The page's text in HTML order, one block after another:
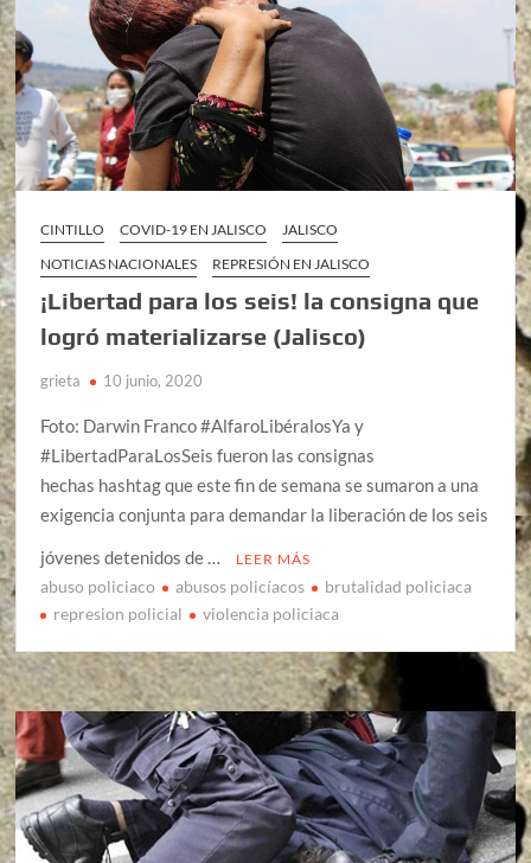
CINTILLO COVID-19 EN JALISCO
JALISCO
NOTICIAS NACIONALES
REPRESIÓN EN JALISCO
¡Libertad para los seis! la consigna que
logró materializarse (Jalisco)
grieta 10 junio, 2020
Foto: Darwin Franco #AlfaroLibéralosYa y
#LibertadParaLosSeis fueron las consignas
hechas hashtag que este fin de semana se sumaron a una
exigencia conjunta para demandar la liberación de los seis
jóvenes detenidos de …
LEER MÁS
abuso policiaco abusos policíacos
brutalidad policiaca
represion policial
violencia policiaca